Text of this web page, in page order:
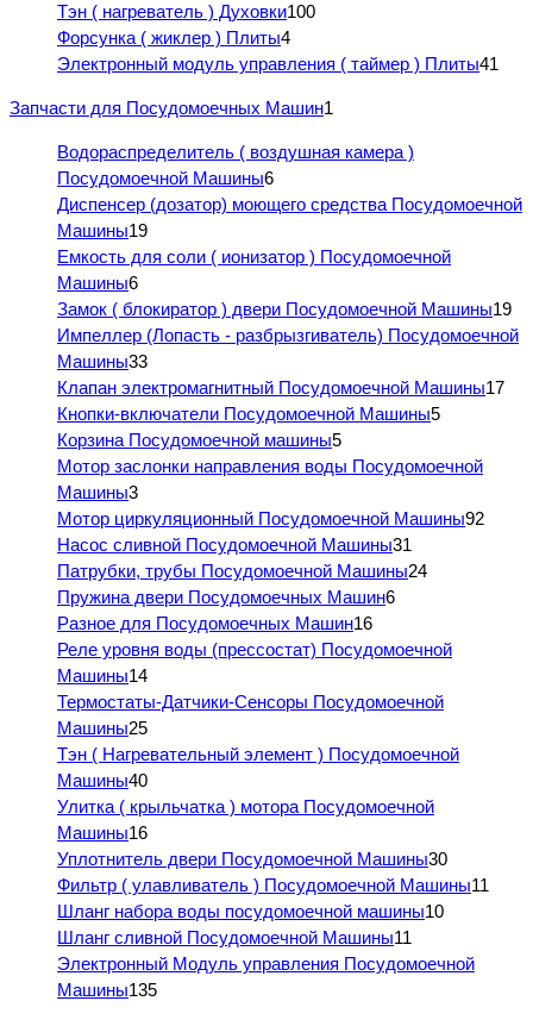
Тэн ( нагреватель ) Духовки100
Форсунка ( жиклер ) Плиты4
Электронный модуль управления ( таймер ) Плиты41
Запчасти для Посудомоечных Машин1
Водораспределитель ( воздушная камера )
Посудомоечной Машины6
Диспенсер (дозатор) моющего средства Посудомоечной
Машины19
Емкость для соли ( ионизатор ) Посудомоечной
Машины6
Замок ( блокиратор ) двери Посудомоечной Машины19
Импеллер (Лопасть - разбрызгиватель) Посудомоечной
Машины33
Клапан электромагнитный Посудомоечной Машины17
Кнопки-включатели Посудомоечной Машины5
Корзина Посудомоечной машины5
Мотор заслонки направления воды Посудомоечной
Машины3
Мотор циркуляционный Посудомоечной Машины92
Насос сливной Посудомоечной Машины31
Патрубки, трубы Посудомоечной Машины24
Пружина двери Посудомоечных Машин6
Разное для Посудомоечных Машин16
Реле уровня воды (прессостат) Посудомоечной
Машины14
Термостаты-Датчики-Сенсоры Посудомоечной
Машины25
Тэн ( Нагревательный элемент ) Посудомоечной
Машины40
Улитка ( крыльчатка ) мотора Посудомоечной
Машины16
Уплотнитель двери Посудомоечной Машины30
Фильтр ( улавливатель ) Посудомоечной Машины11
Шланг набора воды посудомоечной машины10
Шланг сливной Посудомоечной Машины11
Электронный Модуль управления Посудомоечной
Машины135